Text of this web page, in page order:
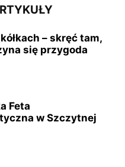
– skręć tam,
się przygoda
Feta
w Szczytnej